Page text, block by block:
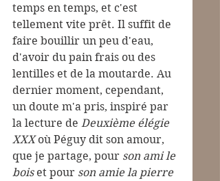
temps en temps, et c'est
tellement vite prêt. Il suffit de
faire bouillir un peu d'eau,
d'avoir du pain frais ou des
lentilles et de la moutarde. Au
dernier moment, cependant,
un doute m'a pris, inspiré par
la lecture de Deuxième élégie
XXX où Péguy dit son amour,
que je partage, pour son ami le
bois et pour son amie la pierre